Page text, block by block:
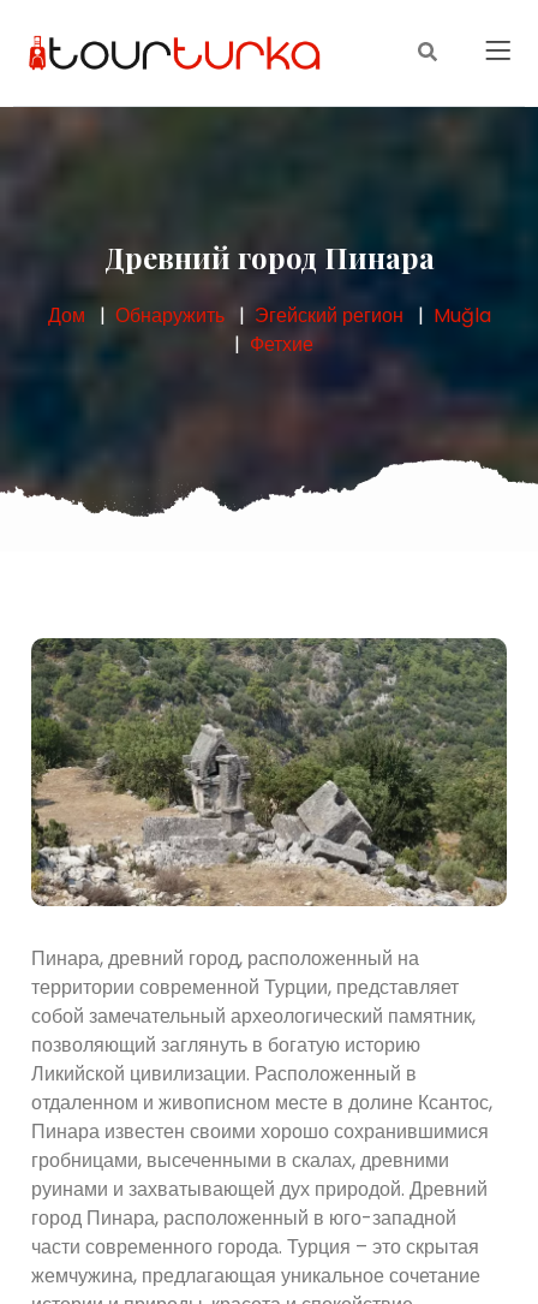
Древний город Пинара
Дом Обнаружить Эгейский регион
Muğla
Фетхие
Пинара, древний город, расположенный на
территории современной Турции, представляет
собой замечательный археологический памятник,
позволяющий заглянуть в богатую историю
Ликийской цивилизации. Расположенный в
отдаленном и живописном месте в долине Ксантос,
Пинара известен своими хорошо сохранившимися
гробницами, высеченными в скалах, древними
руинами и захватывающей дух природой. Древний
город Пинара, расположенный в юго-западной
части современного города. Турция – это скрытая
жемчужина, предлагающая уникальное сочетание